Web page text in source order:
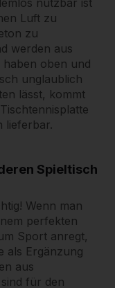
nutzbar ist
Luft zu
zu
werden aus
haben oben und
unglaublich
lässt, kommt
lieferbar.
Spieltisch
Wenn man
perfekten
Sport anregt,
als Ergänzung
aus
für den